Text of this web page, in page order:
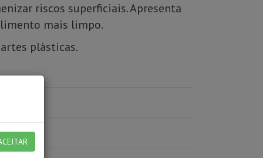
riscos superficiais. Apresenta
mais limpo.
plásticas.